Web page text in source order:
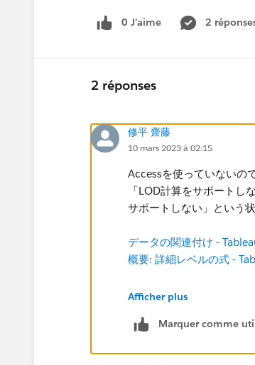
0 J’aime 2
2 réponses
修平 齋藤
10 mars 2023 à 02:15
Accessを使っていないの
「LOD計算をサポート
サポートしない」という
データの関連付け -
概要: 詳細レベルの式 -
Afficher plus
Marquer comme